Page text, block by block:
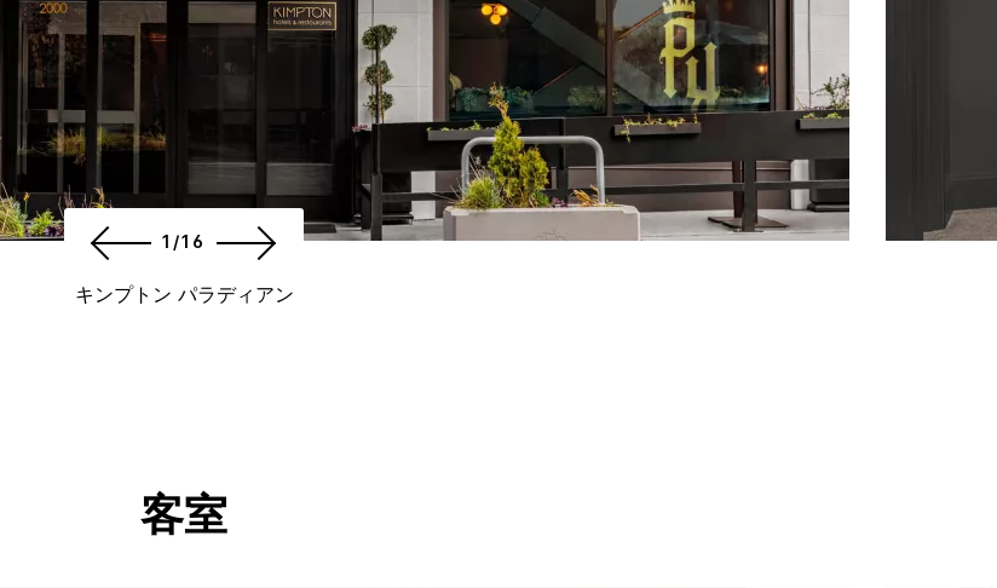
キンプトン パラディアン
1/16
客室